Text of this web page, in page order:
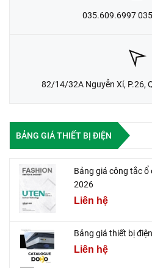
035.609.6997
82/14/32A Nguyễn Xí, P.26,
BẢNG GIÁ THIẾT BỊ ĐIỆN
Bảng giá công tắc ổ
2026
Liên hệ
Bảng giá thiết bị
Liên hệ